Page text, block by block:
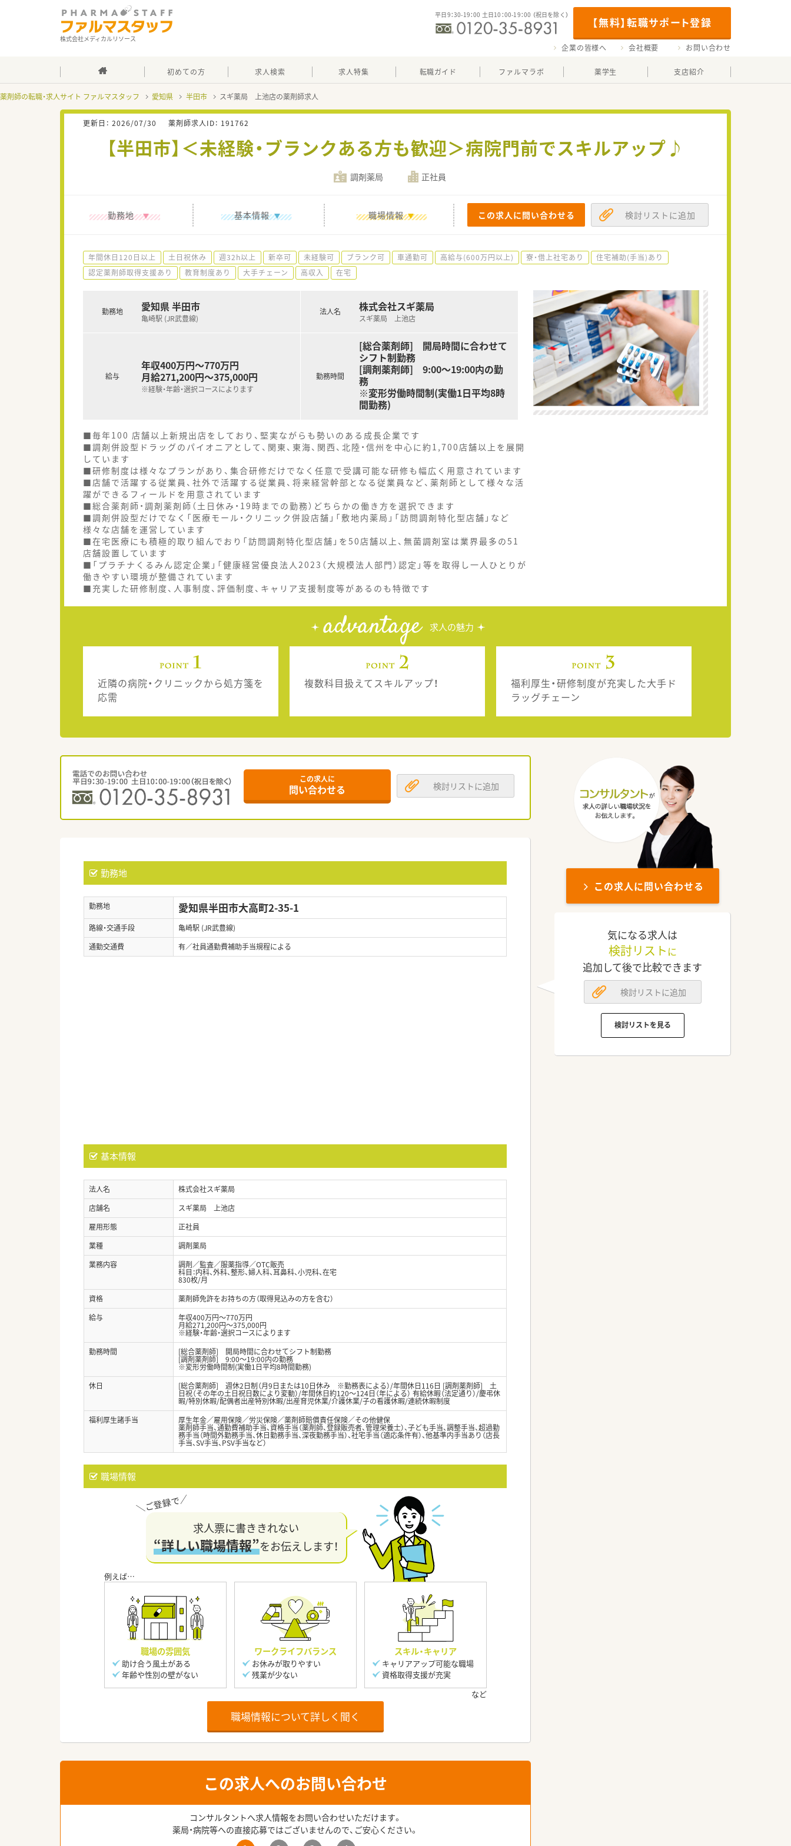
株式会社メディカルリソース
【無料】転職サポート登録
平日9：30-19：00 土日10：00-19：00 （祝日を除く）
企業の皆様へ 会社概要 お問い合わせ
初めての方 求人検索 求人特集 転職ガイド ファルマラボ 薬学生 支店紹介
薬剤師の転職・求人サイト ファルマスタッフ 愛知県 半田市 スギ薬局 上池店の薬剤師求人
更新日： 2026/07/30 薬剤師求人ID： 191762
【半田市】＜未経験・ブランクある方も歓迎＞病院門前でスキルアップ♪
調剤薬局 正社員
勤務地 基本情報 職場情報 この求人に問い合わせる 検討リストに追加
年間休日120日以上 土日祝休み 週32h以上 新卒可 未経験可 ブランク可 車通勤可 高給与(600万円以上) 寮・借上社宅あり
住宅補助(手当)あり
認定薬剤師取得支援あり
教育制度あり 大手チェーン 高収入 在宅
勤務地 愛知県 半田市
亀崎駅 (JR武豊線)
給与
年収400万円～770万円
月給271,200円～375,000円
※経験・年齢・選択コースによります
法人名 株式会社スギ薬局
スギ薬局 上池店
勤務時間
[総合薬剤師] 開局時間に合わせて
シフト制勤務
[調剤薬剤師] 9:00～19:00内の勤
務
※変形労働時間制(実働1日平均8時
間勤務)
■毎年100 店舗以上新規出店をしており、堅実ながらも勢いのある成長企業です
■調剤併設型ドラッグのパイオニアとして、関東、東海、関西、北陸・信州を中心に約1,700店舗以上を展開
しています
■研修制度は様々なプランがあり、集合研修だけでなく任意で受講可能な研修も幅広く用意されています
■店舗で活躍する従業員、社外で活躍する従業員、将来経営幹部となる従業員など、薬剤師として様々な活
躍ができるフィールドを用意されています
■総合薬剤師・調剤薬剤師（土日休み・19時までの勤務）どちらかの働き方を選択できます
■調剤併設型だけでなく「医療モール・クリニック併設店舗」「敷地内薬局」「訪問調剤特化型店舗」など
様々な店舗を運営しています
■在宅医療にも積極的取り組んでおり「訪問調剤特化型店舗」を50店舗以上、無菌調剤室は業界最多の51
店舗設置しています
■「プラチナくるみん認定企業」「健康経営優良法人2023（大規模法人部門）認定」等を取得し一人ひとりが
働きやすい環境が整備されています
■充実した研修制度、人事制度、評価制度、キャリア支援制度等があるのも特徴です
advantage 求人の魅力
近隣の病院・クリニックから処方箋を
応需
複数科目扱えてスキルアップ！
福利厚生・研修制度が充実した大手ド
ラッグチェーン
この求人に
問い合わせる 検討リストに追加
勤務地
勤務地 愛知県半田市大高町2-35-1
路線・交通手段
亀崎駅 (JR武豊線)
通勤交通費
有／社員通勤費補助手当規程による
基本情報
法人名
株式会社スギ薬局
店舗名
スギ薬局 上池店
雇用形態
正社員
業種
調剤薬局
業務内容
調剤／監査／服薬指導／OTC販売
科目：内科、外科、整形、婦人科、耳鼻科、小児科、在宅
830枚/月
資格
薬剤師免許をお持ちの方（取得見込みの方を含む）
給与
年収400万円～770万円
月給271,200円～375,000円
※経験・年齢・選択コースによります
勤務時間
[総合薬剤師] 開局時間に合わせてシフト制勤務
[調剤薬剤師] 9:00～19:00内の勤務
※変形労働時間制(実働1日平均8時間勤務)
休日
[総合薬剤師] 週休2日制（月9日または10日休み ※勤務表による）/年間休日116日 [調剤薬剤師] 土
日祝（その年の土日祝日数により変動）/年間休日約120～124日（年による） 有給休暇（法定通り）/慶弔休
暇/特別休暇/配偶者出産特別休暇/出産育児休業/介護休業/子の看護休暇/連続休暇制度
福利厚生諸手当
厚生年金／雇用保険／労災保険／薬剤師賠償責任保険／その他健保
薬剤師手当、通勤費補助手当、資格手当（薬剤師、登録販売者、管理栄養士）、子ども手当、調整手当、超過勤
務手当（時間外勤務手当、休日勤務手当、深夜勤務手当）、社宅手当（適応条件有）、他基準内手当あり（店長
手当、SV手当、PSV手当など）
職場情報
求人票に書ききれない
“詳しい職場情報”をお伝えします！
職場の雰囲気
助け合う風土がある
年齢や性別の壁がない
ワークライフバランス
お休みが取りやすい
残業が少ない
スキル・キャリア
キャリアアップ可能な職場
資格取得支援が充実
職場情報について詳しく聞く
この求人へのお問い合わせ
コンサルタントへ求人情報をお問い合わせいただけます。
薬局・病院等への直接応募ではございませんので、ご安心ください。
この求人に問い合わせる
気になる求人は
検討リスト に
追加して後で比較できます
検討リストに追加
検討リストを見る